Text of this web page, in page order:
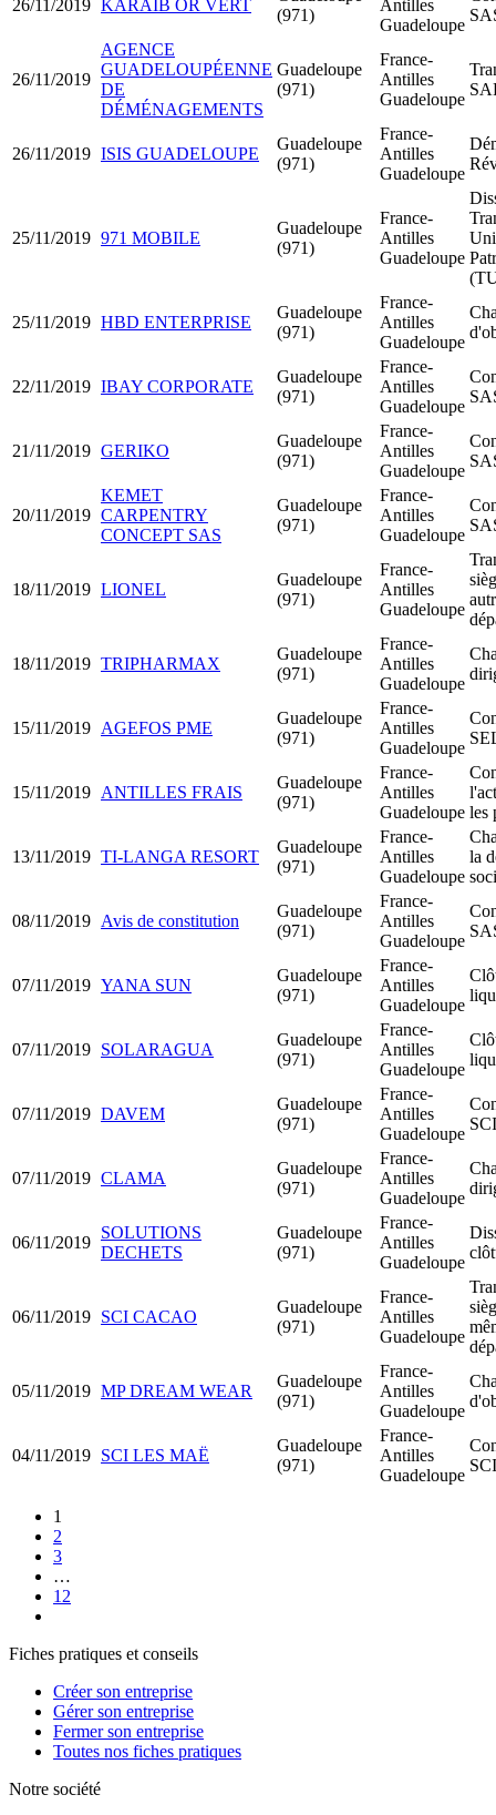
26/11/2019 KARAÏB OR VERT
(971)
Antilles
Guadeloupe
26/11/2019
AGENCE
GUADELOUPÉENNE
DE
DÉMÉNAGEMENTS
Guadeloupe
(971)
France-
Antilles
Guadeloupe
26/11/2019 ISIS GUADELOUPE
Guadeloupe
(971)
France-
Antilles
Guadeloupe
25/11/2019 971 MOBILE
Guadeloupe
(971)
France-
Antilles
Guadeloupe
25/11/2019 HBD ENTERPRISE
Guadeloupe
(971)
France-
Antilles
Guadeloupe
22/11/2019 IBAY CORPORATE
Guadeloupe
(971)
France-
Antilles
Guadeloupe
21/11/2019 GERIKO
Guadeloupe
(971)
France-
Antilles
Guadeloupe
20/11/2019
KEMET
CARPENTRY
CONCEPT SAS
Guadeloupe
(971)
France-
Antilles
Guadeloupe
18/11/2019 LIONEL
Guadeloupe
(971)
France-
Antilles
Guadeloupe
18/11/2019 TRIPHARMAX
Guadeloupe
(971)
France-
Antilles
Guadeloupe
15/11/2019 AGEFOS PME
Guadeloupe
(971)
France-
Antilles
Guadeloupe
15/11/2019 ANTILLES FRAIS
Guadeloupe
(971)
France-
Antilles
Guadeloupe les
13/11/2019 TI-LANGA RESORT
Guadeloupe
(971)
France-
Antilles
Guadeloupe
la
08/11/2019 Avis de constitution
Guadeloupe
(971)
France-
Antilles
Guadeloupe
07/11/2019 YANA SUN
Guadeloupe
(971)
France-
Antilles
Guadeloupe
07/11/2019 SOLARAGUA
Guadeloupe
(971)
France-
Antilles
Guadeloupe
07/11/2019 DAVEM
Guadeloupe
(971)
France-
Antilles
Guadeloupe
SCI
07/11/2019 CLAMA
Guadeloupe
(971)
France-
Antilles
Guadeloupe
06/11/2019
SOLUTIONS
DECHETS
Guadeloupe
(971)
France-
Antilles
Guadeloupe
06/11/2019 SCI CACAO
Guadeloupe
(971)
France-
Antilles
Guadeloupe
05/11/2019 MP DREAM WEAR
Guadeloupe
(971)
France-
Antilles
Guadeloupe
04/11/2019 SCI LES MAË
Guadeloupe
(971)
France-
Antilles
Guadeloupe
SCI
1
2
3
…
12
Fiches pratiques et conseils
Créer son entreprise
Gérer son entreprise
Fermer son entreprise
Toutes nos fiches pratiques
Notre société